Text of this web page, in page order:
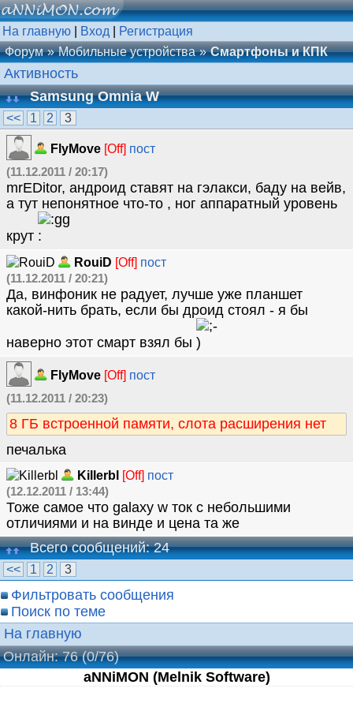
На главную Вход
Регистрация
Форум
Мобильные устройства Смартфоны и КПК
Активность
Samsung Omnia W
<< 1 2 3
FlyMove [Off] пост
(11.12.2011 / 20:17)
mrEDitor, андроид ставят на гэлакси, баду на вейв,
а тут непонятное что-то , ног аппаратный уровень
крут
RouiD [Off] пост
(11.12.2011 / 20:21)
Да, винфоник не радует, лучше уже планшет
какой-нить брать, если бы дроид стоял - я бы
наверно этот смарт взял бы
FlyMove [Off] пост
(11.12.2011 / 20:23)
8 ГБ встроенной памяти, слота расширения нет
печалька
Killerbl [Off] пост
(12.12.2011 / 13:44)
Тоже самое что galaxy w ток с небольшими
отличиями и на винде и цена та же
Всего сообщений: 24
<< 1 2 3
Фильтровать сообщения
Поиск по теме
На главную
Онлайн: 76(0/76)
aNNiMON (Melnik Software)